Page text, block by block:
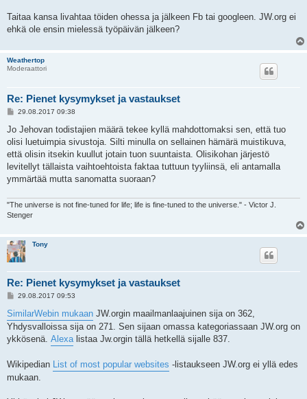
Taitaa kansa livahtaa töiden ohessa ja jälkeen Fb tai googleen. JW.org ei
ehkä ole ensin mielessä työpäivän jälkeen?
Weathertop
Moderaattori
Re: Pienet kysymykset ja vastaukset
V
e
t
i
29.08.2017 09:38
Jo Jehovan todistajien määrä tekee kyllä mahdottomaksi sen, että tuo
olisi luetuimpia sivustoja. Silti minulla on sellainen hämärä muistikuva,
että olisin itsekin kuullut jotain tuon suuntaista. Olisikohan järjestö
levitellyt tällaista vaihtoehtoista faktaa tuttuun tyyliinsä, eli antamalla
ymmärtää mutta sanomatta suoraan?
"The universe is not fine-tuned for life; life is fine-tuned to the universe." - Victor J.
Stenger
Tony
Re: Pienet kysymykset ja vastaukset
V
e
s
t
i
29.08.2017 09:53
SimilarWebin mukaan JW.orgin maailmanlaajuinen sija on 362,
Yhdysvalloissa sija on 271. Sen sijaan omassa kategoriassaan JW.org on
ykkösenä. Alexalistaa Jw.orgin tällä hetkellä sijalle 837.
Wikipedian List of most popular websites -listaukseen JW.org ei yllä edes
mukaan.